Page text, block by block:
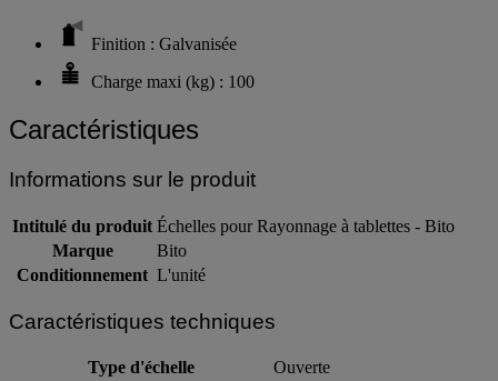
Finition : Galvanisée
Charge maxi (kg) : 100
Caractéristiques
Informations sur le produit
Intitulé du produit Échelles pour Rayonnage à tablettes - Bito
Marque
Bito
Conditionnement L'unité
Caractéristiques techniques
Type d'échelle
Ouverte